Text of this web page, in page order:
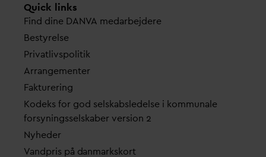
Quick links
Find dine DANVA medarbejdere
Bestyrelse
Privatlivspolitik
Arrangementer
Fakturering
Kodeks for god selskabsledelse i kommunale
forsyningsselskaber version 2
Nyheder
Vandpris på danmarkskort